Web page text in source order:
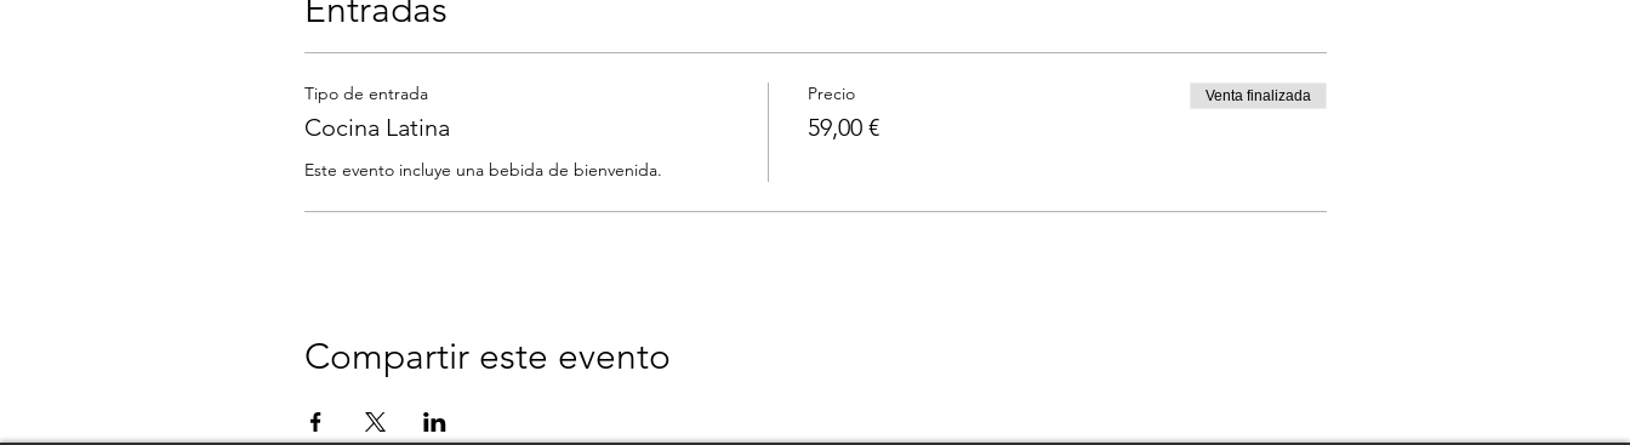
Entradas
Tipo de entrada
Cocina Latina
Precio
59,00 €
Venta finalizada
Compartir este evento